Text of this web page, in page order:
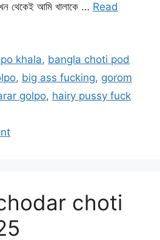
আমি খালাকে … Read
khala, bangla choti pod
, big ass fucking, gorom
golpo, hairy pussy fuck
choti